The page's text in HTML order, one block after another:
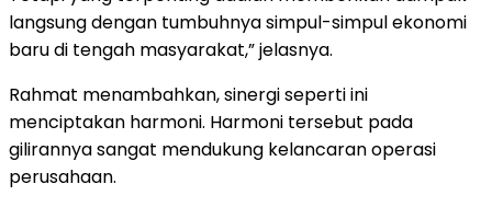
langsung dengan tumbuhnya simpul-simpul ekonomi
baru di tengah masyarakat,” jelasnya.
Rahmat menambahkan, sinergi seperti ini
menciptakan harmoni. Harmoni tersebut pada
gilirannya sangat mendukung kelancaran operasi
perusahaan.